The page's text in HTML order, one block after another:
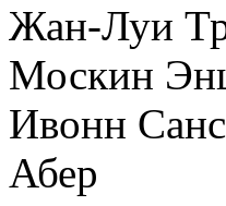
Жан-Луи
Москин
Ивонн
Абер